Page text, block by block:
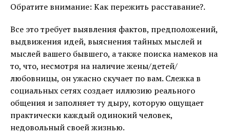
Обратите внимание: Как пережить расставание?.
Все это требует выявления фактов, предположений,
выдвижения идей, выяснения тайных мыслей и
мыслей вашего бывшего, а также поиска намеков на
то, что, несмотря на наличие жены/детей/
любовницы, он ужасно скучает по вам. Слежка в
социальных сетях создает иллюзию реального
общения и заполняет ту дыру, которую ощущает
практически каждый одинокий человек,
недовольный своей жизнью.